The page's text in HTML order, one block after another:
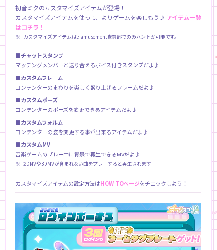
初音ミクのカスタマイズアイテムが登場！
カスタマイズアイテムを使って、よりゲームを楽しもう♪ アイテム一覧
はコチラ！
カスタマイズアイテムはe-amusement購買部でのみハントが可能です。
■チャットスタンプ
マッチングメンバーと送り合えるボイス付きスタンプだよ♪
■カスタムフレーム
コンテンターのまわりを楽しく盛り上げるフレームだよ♪
■カスタムポーズ
コンテンターのポーズを変更できるアイテムだよ♪
■カスタムフォルム
コンテンターの姿を変更する事が出来るアイテムだよ♪
■カスタムMV
音楽ゲームのプレー中に背景で再生できるMVだよ♪
2DMVや3DMVが含まれない曲をプレーすると再生されます
カスタマイズアイテムの設定方法はHOW TOページをチェックしよう！